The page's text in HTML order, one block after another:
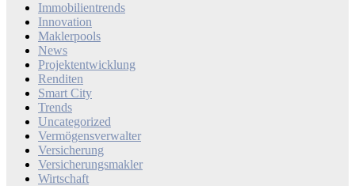
Immobilientrends
Innovation
Maklerpools
News
Projektentwicklung
Renditen
Smart City
Trends
Uncategorized
Vermögensverwalter
Versicherung
Versicherungsmakler
Wirtschaft